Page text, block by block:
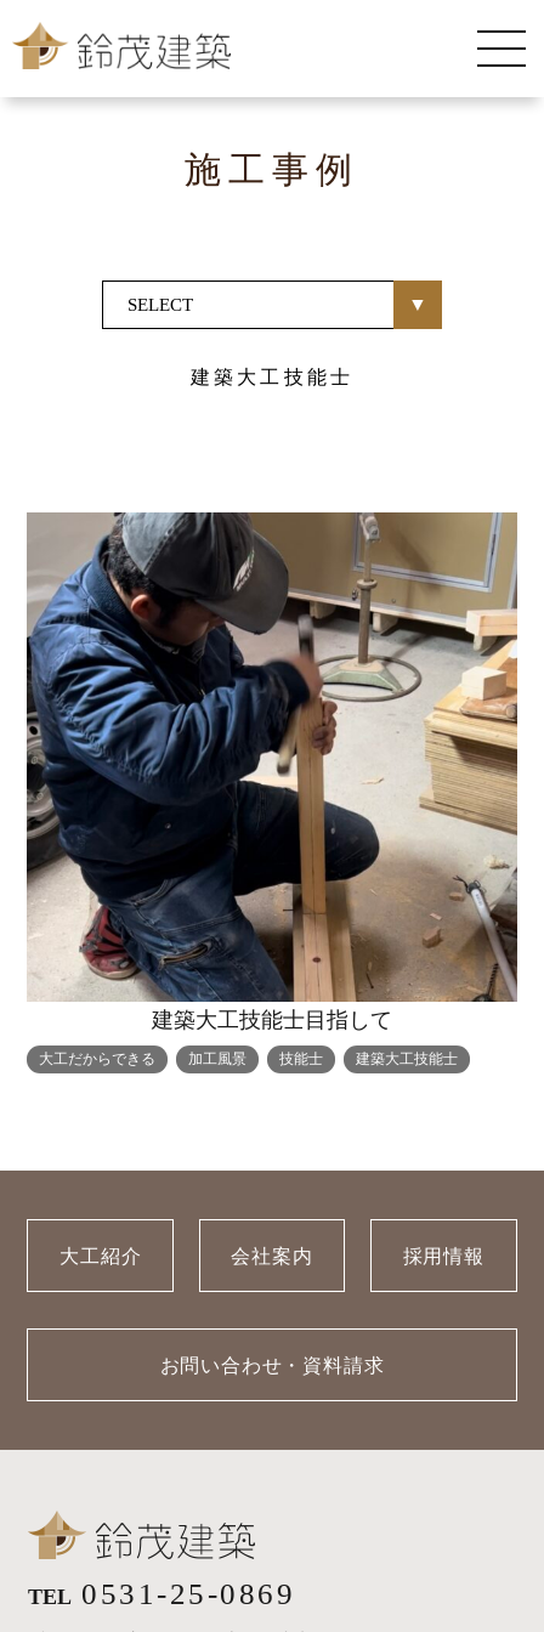
施工事例
建築大工技能士
建築大工技能士目指して
大工だからできる 加工風景 技能士 建築大工技能士
大工紹介 会社案内 採用情報
お問い合わせ・資料請求
TEL 0531-25-0869
トップページ
ブログ
イベント
会社案内
・資料請求
商品紹介
・MUKU
・DENTOU
・MARUTA
・CUSTOM
家（施工事例一覧）
・MUKUの家一覧
・DENTOUの家一覧
・MARUTAの家一覧
・CUSTOM
鈴茂の家づくり
建物いろいろ
お家見守り隊